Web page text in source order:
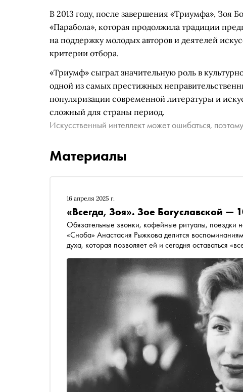
В 2013 году, после завершения «Триумфа», Зоя
«Парабола», которая продолжила традиции
на поддержку молодых авторов и деятелей
критерии отбора.
«Триумф» сыграл значительную роль в
одной из самых престижных
популяризации современной литературы и
сложный для страны период.
Искусственный интеллект может ошибаться,
Материалы
16 апреля 2025 г.
«Всегда, Зоя». Зое Богуславской —
Обязательные звонки, кофейные ритуалы, поездки
«Сноба» Анастасия Рыжкова делится
духа, которая позволяет ей и сегодня оставаться